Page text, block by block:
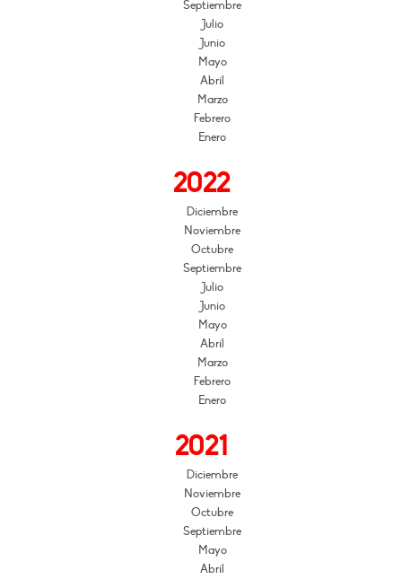
Septiembre
Julio
Junio
Mayo
Abril
Marzo
Febrero
Enero
2022
Diciembre
Noviembre
Octubre
Septiembre
Julio
Junio
Mayo
Abril
Marzo
Febrero
Enero
2021
Diciembre
Noviembre
Octubre
Septiembre
Mayo
Abril